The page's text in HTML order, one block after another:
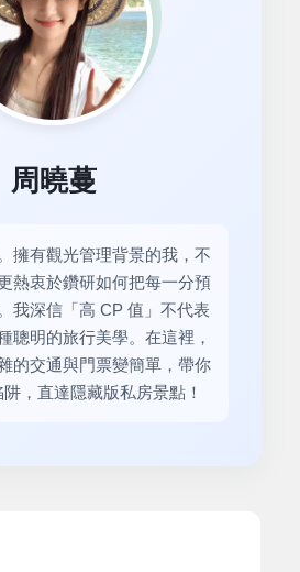
周曉蔓
擁有觀光管理背景的我，不
熱衷於鑽研如何把每一分預
我深信「高 CP 值」不代表
聰明的旅行美學。在這裡，
的交通與門票變簡單，帶你
，直達隱藏版私房景點！